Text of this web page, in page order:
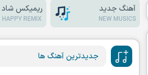
آهنگ جدید
NEW MUSICS
ریمیکس شاد
HAPPY REMIX
جدیدترین آهنگ ها